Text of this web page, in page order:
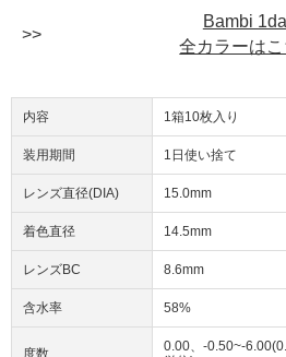
Bambi
全カラーはこ
内容 1箱10枚入り
装用期間 1日使い捨て
レンズ直径(DIA) 15.0mm
着色直径 14.5mm
レンズBC 8.6mm
含水率 58%
0.00、-0.50~-